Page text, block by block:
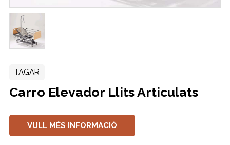
TAGAR
Carro Elevador Llits Articulats
VULL MÉS INFORMACIÓ